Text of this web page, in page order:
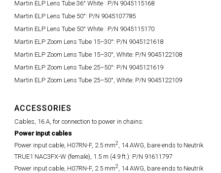
Martin ELP Lens Tube 36° White : P/N 9045115168
Martin ELP Lens Tube 50°: P/N 9045107785
Martin ELP Lens Tube 50° White : P/N 9045115170
Martin ELP Zoom Lens Tube 15–30°: P/N 9045121618
Martin ELP Zoom Lens Tube 15–30°, White: P/N 9045122108
Martin ELP Zoom Lens Tube 25–50°: P/N 9045121619
Martin ELP Zoom Lens Tube 25–50°, White: P/N 9045122109
ACCESSORIES
Cables, 16 A, for connection to power in chains:
Power input cables
Power input cable, H07RN-F, 2.5 mm2, 14 AWG, bare ends to Neutrik
TRUE1 NAC3FX-W (female), 1.5 m (4.9 ft.): P/N 91611797
Power input cable, H07RN-F, 2.5 mm2, 14 AWG, bare ends to Neutrik